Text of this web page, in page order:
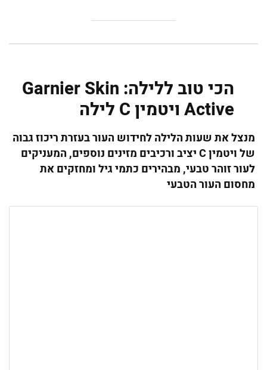
הכי טוב ללילה: Garnier Skin
Active ויטמין C לילה
מנצל את שעות הלילה לחידוש העור בעזרת ריכוז גבוה
של ויטמין
יציב ורכיבים מזינים נוספים, המעניקים
לעור זוהר טבעי, מבהירים כתמי גיל ומחזקים את
מחסום העור הטבעי